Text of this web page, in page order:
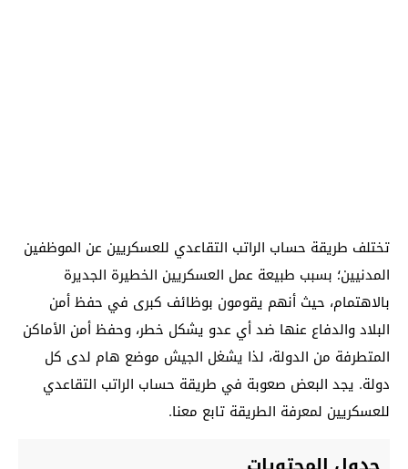
تختلف طريقة حساب الراتب التقاعدي للعسكريين عن الموظفين
المدنيين؛ بسبب طبيعة عمل العسكريين الخطيرة الجديرة
بالاهتمام، حيث أنهم يقومون بوظائف كبرى في حفظ أمن
البلاد والدفاع عنها ضد أي عدو يشكل خطر، وحفظ أمن الأماكن
المتطرفة من الدولة، لذا يشغل الجيش موضع هام لدى كل
دولة. يجد البعض صعوبة في طريقة حساب الراتب التقاعدي
للعسكريين لمعرفة الطريقة تابع معنا.